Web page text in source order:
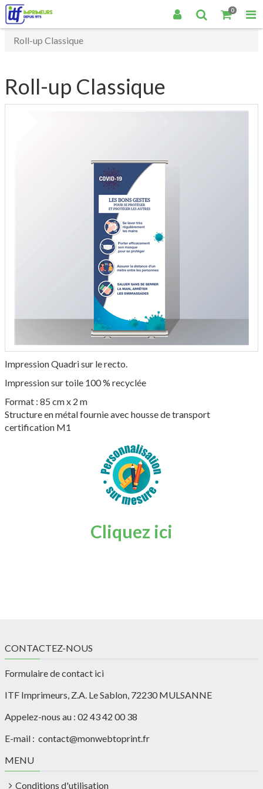
0
Roll-up Classique
Roll-up Classique
Impression Quadri sur le recto.
Impression sur toile 100 % recyclée
Format : 85 cm x 2 m
Structure en métal fournie avec housse de transport
certification M1
Cliquez ici
CONTACTEZ-NOUS
Formulaire de contact ici
ITF Imprimeurs, Z.A. Le Sablon, 72230 MULSANNE
Appelez-nous au : 02 43 42 00 38
E-mail : contact@monwebtoprint.fr
MENU
Conditions d'utilisation